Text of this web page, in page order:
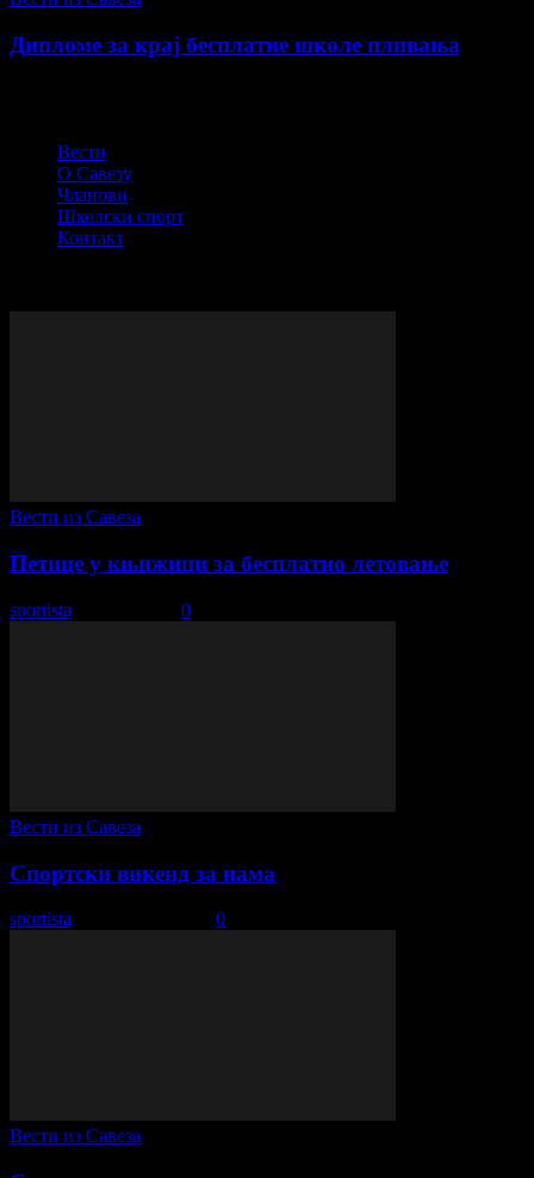
Дипломе за крај бесплатне школе пливања
Вести
О Савезу
Чланови
Школски спорт
Контакт
Вести из Савеза
Петице у књижици за бесплатно летовање
sportista 0
Вести из Савеза
Спортски викенд за нама
sportista 0
Вести из Савеза